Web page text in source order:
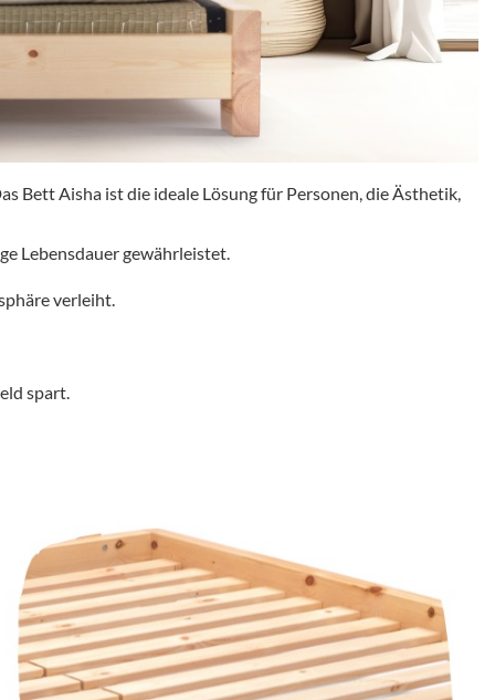
Bett Aisha ist die ideale Lösung für Personen, die Ästhetik,
Lebensdauer gewährleistet.
verleiht.
spart.